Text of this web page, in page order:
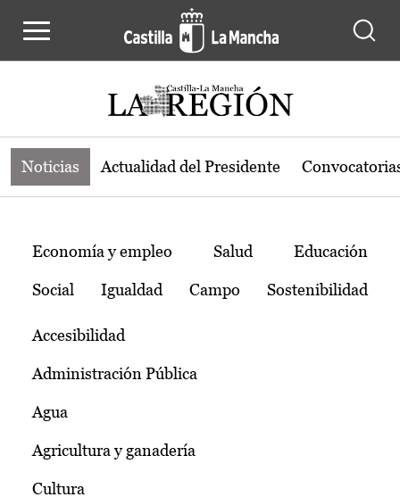
Noticias de la región de Castilla-La
Noticias Actualidad del Presidente
Temas
Economía y empleo Salud Educación
Social Igualdad Campo Sostenibilidad
Accesibilidad
Administración Pública
Agua
Agricultura y ganadería
Cultura